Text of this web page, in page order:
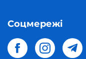
Соцмережі